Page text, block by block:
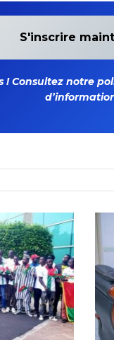
! Consultez notre